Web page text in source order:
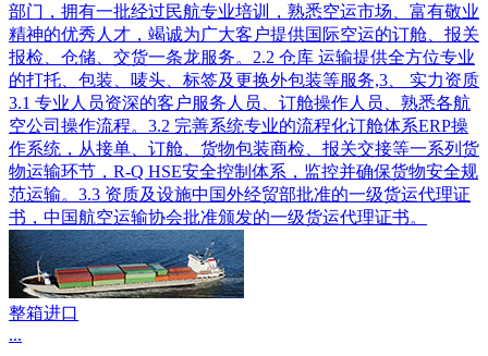
部门，拥有一批经过民航专业培训，熟悉空运市场、富有敬业
精神的优秀人才，竭诚为广大客户提供国际空运的订舱、报关
报检、仓储、交货一条龙服务。2.2 仓库 运输提供全方位专业
的打托、包装、唛头、标签及更换外包装等服务,3、 实力资质
3.1 专业人员资深的客户服务人员、订舱操作人员、熟悉各航
空公司操作流程。3.2 完善系统专业的流程化订舱体系ERP操
作系统，从接单、订舱、货物包装商检、报关交接等一系列货
物运输环节，R-Q HSE安全控制体系，监控并确保货物安全规
范运输。3.3 资质及设施中国外经贸部批准的一级货运代理证
书，中国航空运输协会批准颁发的一级货运代理证书。
整箱进口
...